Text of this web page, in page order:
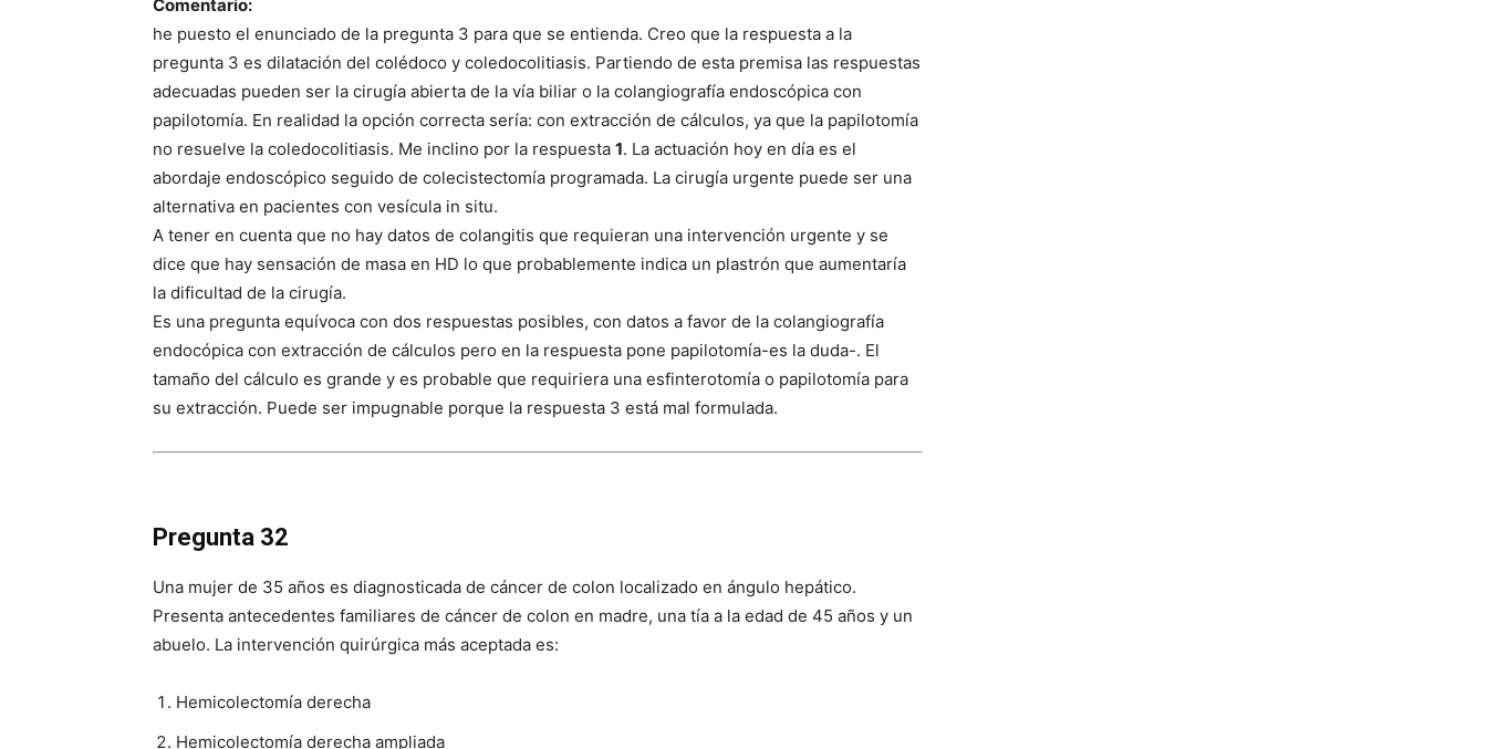
Comentario:
he puesto el enunciado de la pregunta 3 para que se entienda. Creo que la respuesta a la
pregunta 3 es dilatación del colédoco y coledocolitiasis. Partiendo de esta premisa las respuestas
adecuadas pueden ser la cirugía abierta de la vía biliar o la colangiografía endoscópica con
papilotomía. En realidad la opción correcta sería: con extracción de cálculos, ya que la papilotomía
no resuelve la coledocolitiasis. Me inclino por la respuesta 1. La actuación hoy en día es el
abordaje endoscópico seguido de colecistectomía programada. La cirugía urgente puede ser una
alternativa en pacientes con vesícula in situ.
A tener en cuenta que no hay datos de colangitis que requieran una intervención urgente y se
dice que hay sensación de masa en HD lo que probablemente indica un plastrón que aumentaría
la dificultad de la cirugía.
Es una pregunta equívoca con dos respuestas posibles, con datos a favor de la colangiografía
endocópica con extracción de cálculos pero en la respuesta pone papilotomía-es la duda-. El
tamaño del cálculo es grande y es probable que requiriera una esfinterotomía o papilotomía para
su extracción. Puede ser impugnable porque la respuesta 3 está mal formulada.
Pregunta 32
Una mujer de 35 años es diagnosticada de cáncer de colon localizado en ángulo hepático.
Presenta antecedentes familiares de cáncer de colon en madre, una tía a la edad de 45 años y un
abuelo. La intervención quirúrgica más aceptada es:
Hemicolectomía derecha
Hemicolectomía derecha ampliada